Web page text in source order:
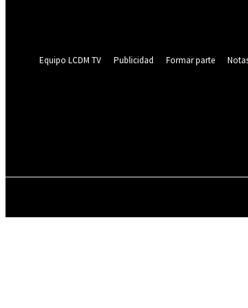
Equipo LCDM TV
Publicidad Formar parte